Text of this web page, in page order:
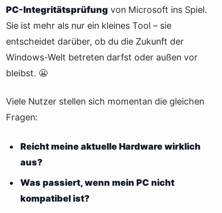
PC-Integritätsprüfung von Microsoft ins Spiel.
Sie ist mehr als nur ein kleines Tool – sie
entscheidet darüber, ob du die Zukunft der
Windows-Welt betreten darfst oder außen vor
bleibst. 😬
Viele Nutzer stellen sich momentan die gleichen
Fragen:
Reicht meine aktuelle Hardware wirklich
aus?
Was passiert, wenn mein PC nicht
kompatibel ist?